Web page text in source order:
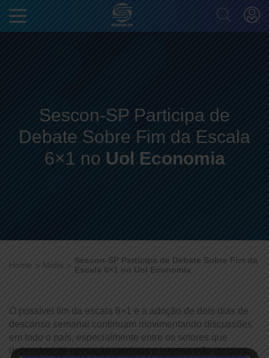
Sescon-SP Participa de
Debate Sobre Fim da Escala
6×1 no Uol Economia
Home Mídia
Sescon-SP Participa de Debate Sobre Fim da
Escala 6×1 no Uol Economia
O possível fim da escala 6×1 e a adoção de dois dias de
descanso semanal continuam movimentando discussões
em todo o país, especialmente entre os setores que
dependem de operação contínua e intensa mão de obra,